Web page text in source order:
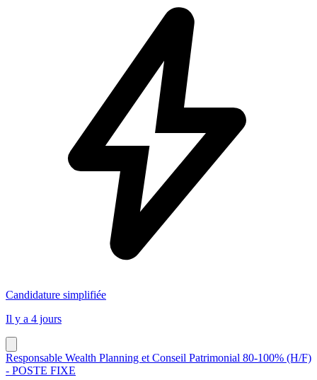
Candidature simplifiée
Il y a 4 jours
Responsable Wealth Planning et Conseil Patrimonial 80-100% (H/F)
- POSTE FIXE